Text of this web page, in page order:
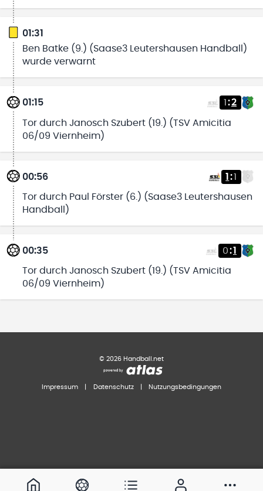
01:31
Ben Batke (9.) (Saase3 Leutershausen Handball)
wurde verwarnt
01:15 1 :2
Tor durch Janosch Szubert (19.) (TSV Amicitia
06/09 Viernheim)
00:56 1 :1
Tor durch Paul Förster (6.) (Saase3 Leutershausen
Handball)
00:35 0:1
Tor durch Janosch Szubert (19.) (TSV Amicitia
06/09 Viernheim)
© 2026 Handball.net
Impressum Datenschutz Nutzungsbedingungen